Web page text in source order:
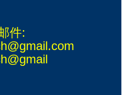
件: